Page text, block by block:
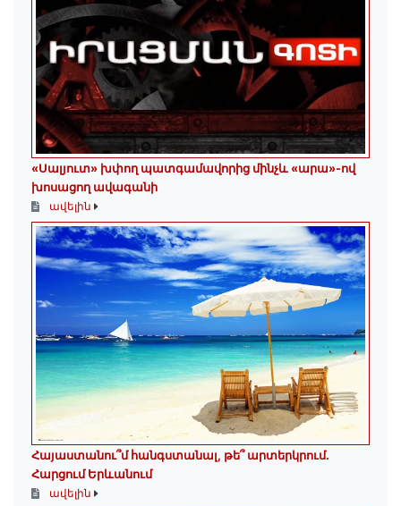
«Սալյուտ» խփող պատգամավորից մինչև «արա»-ով
խոսացող ավագանի
ավելին
Հայաստանու՞մ հանգստանալ, թե՞ արտերկրում.
Հարցում Երևանում
ավելին